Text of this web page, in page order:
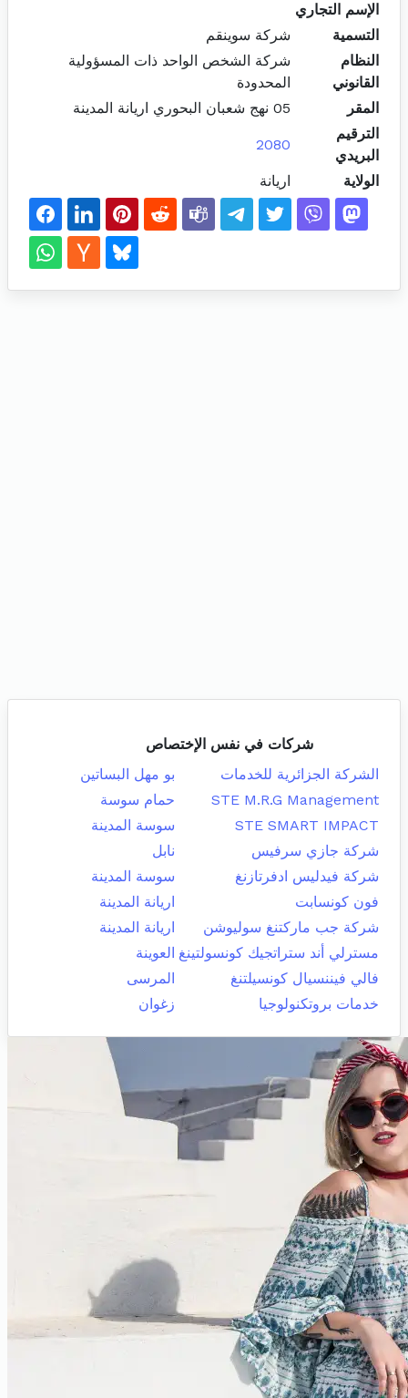
الإسم التجاري
التسمية
شركة سوينقم
النظام
القانوني
شركة الشخص الواحد ذات المسؤولية
المحدودة
المقر
05 نهج شعبان البحوري اريانة المدينة
الترقيم
البريدي
2080
الولاية اريانة
شركات في نفس الإختصاص
الشركة الجزائرية للخدمات
بو مهل البساتين
STE M.R.G Management
حمام سوسة
STE SMART IMPACT
سوسة المدينة
شركة جازي سرفيس
نابل
شركة فيدليس ادفرتازنغ
سوسة المدينة
فون كونسابت
اريانة المدينة
شركة جب ماركتنغ سوليوشن
اريانة المدينة
مسترلي أند ستراتجيك كونسولتينغ العوينة
فالي فيننسيال كونسيلتنغ
المرسى
خدمات بروتكنولوجيا
زغوان